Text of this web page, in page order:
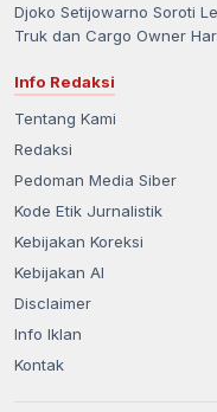
Djoko Setijowarno Soroti
Truk dan Cargo Owner
Info Redaksi
Tentang Kami
Redaksi
Pedoman Media Siber
Kode Etik Jurnalistik
Kebijakan Koreksi
Kebijakan AI
Disclaimer
Info Iklan
Kontak